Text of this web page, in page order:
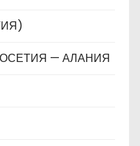
— АЛАНИЯ